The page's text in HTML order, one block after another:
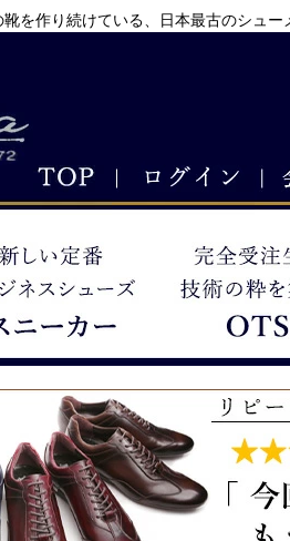
を作り続けている、日本最古のシュ